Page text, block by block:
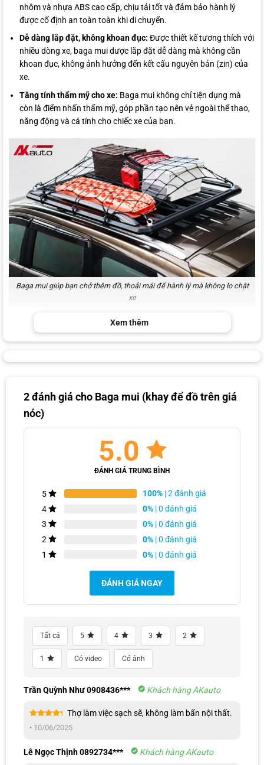
nhôm và nhựa ABS cao cấp, chịu tải tốt và đảm bảo hành lý
được cố định an toàn toàn khi di chuyển.
Dễ dàng lắp đặt, không khoan đục: Được thiết kế tương thích với
nhiều dòng xe, baga mui dược lắp đặt dễ dàng mà không cần
khoan đục, không ảnh hưởng đến kết cấu nguyên bản (zin) của
xe.
Tăng tính thẩm mỹ cho xe: Baga mui không chỉ tiện dụng mà
còn là điểm nhấn thẩm mỹ, góp phần tạo nên vẻ ngoài thể thao,
năng động và cá tính cho chiếc xe của bạn.
Baga mui giúp bạn chở thêm đồ, thoải mái để hành lý mà không lo chật
xe
Giá baga mui ô tô chính hãng
độ bảo hành 6 tháng. Tuy nhiên, giá baga mui xe hơi có thể thay đổi
khách vui lòng liên hệ hotline 090 3939 683 để được hỗ trợ nhanh
chóng và tận tâm.
ĐĂNG KÝ TƯ VẤN MIỄN PHÍ
Đội ngũ chuyên viên chúng em sẽ liên hệ cho anh/chị ngay ạ!
Xem thêm
2 đánh giá cho Baga mui (khay để đồ trên giá
nóc)
5.0
ĐÁNH GIÁ TRUNG BÌNH
5 100% | 2 đánh giá
4
0% | 0 đánh giá
3
0% | 0 đánh giá
2
0% | 0 đánh giá
1
0% | 0 đánh giá
ĐÁNH GIÁ NGAY
Tất cả 5 4 3 2
1 Có video Có ảnh
Trần Quỳnh Như 0908436*** Khách hàng AKauto
hạng55
Thợ làm việc sạch sẽ, không làm bẩn nội thất.
• 10/06/2025
Lê Ngọc Thịnh 0892734*** Khách hàng AKauto